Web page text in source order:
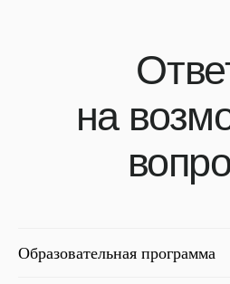
Образовательная программа